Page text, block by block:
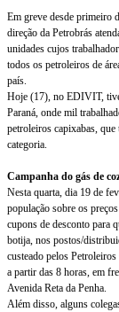
Em greve desde primeiro
direção da Petrobrás
unidades cujos
todos os petroleiros de
país.
Hoje (17), no EDIVIT,
Paraná, onde mil
petroleiros capixabas,
categoria.
Campanha do gás de
Nesta quarta, dia 19 de
população sobre os
cupons de desconto para
botija, nos postos/
custeado pelos
a partir das 8 horas, em
Avenida Reta da Penha.
Além disso, alguns